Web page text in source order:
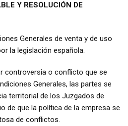
Y RESOLUCIÓN DE
Generales de venta y de uso
la legislación española.
controversia o conflicto que se
Generales, las partes se
territorial de los Juzgados de
de que la política de la empresa se
de conflictos.